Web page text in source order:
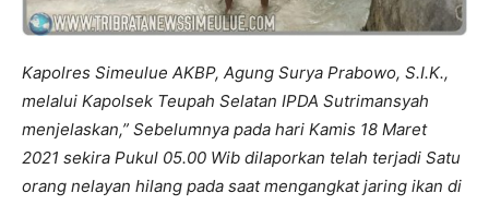
Kapolres Simeulue AKBP, Agung Surya Prabowo, S.I.K.,
melalui Kapolsek Teupah Selatan IPDA Sutrimansyah
menjelaskan,” Sebelumnya pada hari Kamis 18 Maret
2021 sekira Pukul 05.00 Wib dilaporkan telah terjadi Satu
orang nelayan hilang pada saat mengangkat jaring ikan di